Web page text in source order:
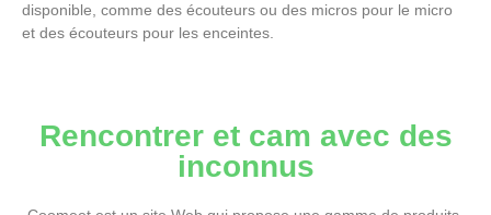
disponible, comme des écouteurs ou des micros pour le micro
et des écouteurs pour les enceintes.
Rencontrer et cam avec des
inconnus